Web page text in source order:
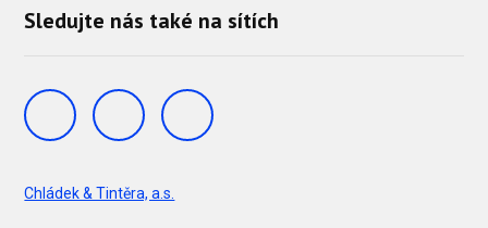
Sledujte nás také na sítích
Chládek & Tintěra, a.s.